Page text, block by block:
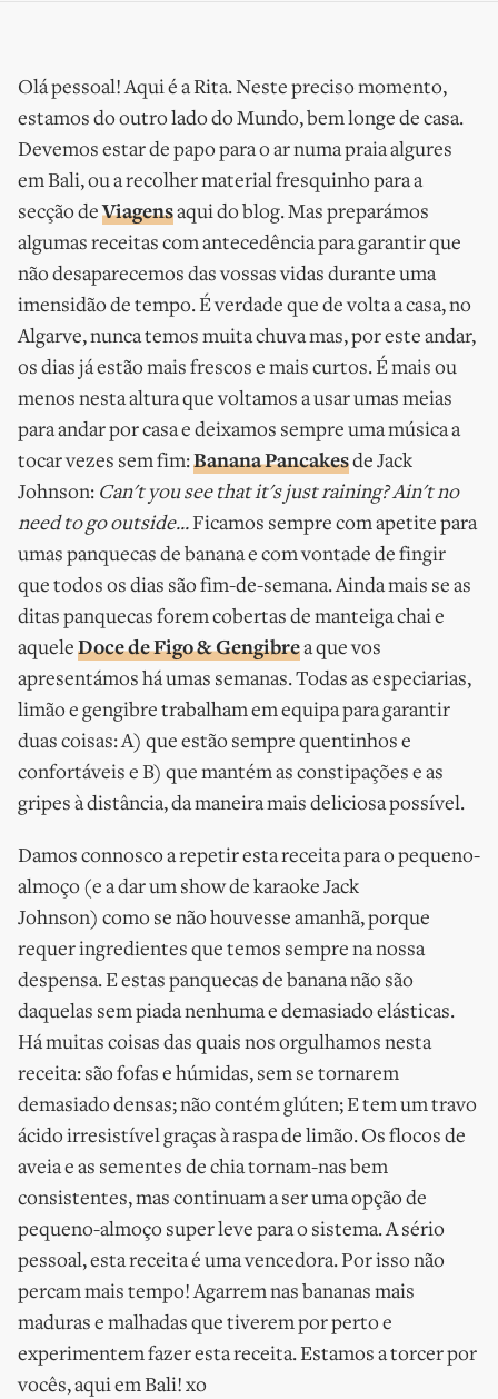
Olá pessoal! Aqui é a Rita. Neste preciso momento,
estamos do outro lado do Mundo, bem longe de casa.
Devemos estar de papo para o ar numa praia algures
em Bali, ou a recolher material fresquinho para a
secção de Viagensaqui do blog. Mas preparámos
algumas receitas com antecedência para garantir que
não desaparecemos das vossas vidas durante uma
imensidão de tempo. É verdade que de volta a casa, no
Algarve, nunca temos muita chuva mas, por este andar,
os dias já estão mais frescos e mais curtos. É mais ou
menos nesta altura que voltamos a usar umas meias
para andar por casa e deixamos sempre uma música a
tocar vezes sem fim:Banana Pancakesde Jack
Johnson: Can't you see that it's just raining? Ain't no
need to go outside...Ficamos sempre com apetite para
umas panquecas de banana e com vontade de fingir
que todos os dias são fim-de-semana. Ainda mais se as
ditas panquecas forem cobertas de manteiga chai e
aquele Doce de Figo & Gengibrea que vos
apresentámos há umas semanas. Todas as especiarias,
limão e gengibre trabalham em equipa para garantir
duas coisas: A) que estão sempre quentinhos e
confortáveis e B) que mantém as constipações e as
gripes à distância, da maneira mais deliciosa possível.
Damos connosco a repetir esta receita para o pequeno-
almoço (e a dar um show de karaoke Jack
Johnson) como se não houvesse amanhã, porque
requer ingredientes que temos sempre na nossa
despensa. E estas panquecas de banana não são
daquelas sem piada nenhuma e demasiado elásticas.
Há muitas coisas das quais nos orgulhamos nesta
receita: são fofas e húmidas, sem se tornarem
demasiado densas; não contém glúten; E tem um travo
ácido irresistível graças à raspa de limão. Os flocos de
aveia e as sementes de chia tornam-nas bem
consistentes, mas continuam a ser uma opção de
pequeno-almoço super leve para o sistema. A sério
pessoal, esta receita é uma vencedora. Por isso não
percam mais tempo! Agarrem nas bananas mais
maduras e malhadas que tiverem por perto e
experimentem fazer esta receita. Estamos a torcer por
vocês, aqui em Bali! xo